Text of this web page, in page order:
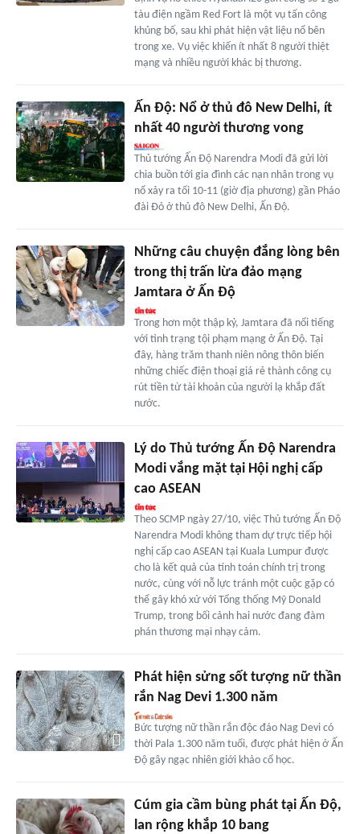
tàu điện ngầm Red Fort là một vụ tấn công
khủng bố, sau khi phát hiện vật liệu nổ bên
trong xe. Vụ việc khiến ít nhất 8 người thiệt
mạng và nhiều người khác bị thương.
Ấn Độ: Nổ ở thủ đô New Delhi, ít
nhất 40 người thương vong
Thủ tướng Ấn Độ Narendra Modi đã gửi lời
chia buồn tới gia đình các nạn nhân trong vụ
nổ xảy ra tối 10-11 (giờ địa phương) gần Pháo
đài Đỏ ở thủ đô New Delhi, Ấn Độ.
Những câu chuyện đắng lòng bên
trong thị trấn lừa đảo mạng
Jamtara ở Ấn Độ
Trong hơn một thập kỷ, Jamtara đã nổi tiếng
với tình trạng tội phạm mạng ở Ấn Độ. Tại
đây, hàng trăm thanh niên nông thôn biến
những chiếc điện thoại giá rẻ thành công cụ
rút tiền từ tài khoản của người lạ khắp đất
nước.
Lý do Thủ tướng Ấn Độ Narendra
Modi vắng mặt tại Hội nghị cấp
cao ASEAN
Theo SCMP ngày 27/10, việc Thủ tướng Ấn Độ
Narendra Modi không tham dự trực tiếp hội
nghị cấp cao ASEAN tại Kuala Lumpur được
cho là kết quả của tính toán chính trị trong
nước, cùng với nỗ lực tránh một cuộc gặp có
thể gây khó xử với Tổng thống Mỹ Donald
Trump, trong bối cảnh hai nước đang đàm
phán thương mại nhạy cảm.
Phát hiện sửng sốt tượng nữ thần
rắn Nag Devi 1.300 năm
Bức tượng nữ thần rắn độc đáo Nag Devi có
thời Pala 1.300 năm tuổi, được phát hiện ở Ấn
Độ gây ngạc nhiên giới khảo cổ học.
Cúm gia cầm bùng phát tại Ấn Độ,
lan rộng khắp 10 bang